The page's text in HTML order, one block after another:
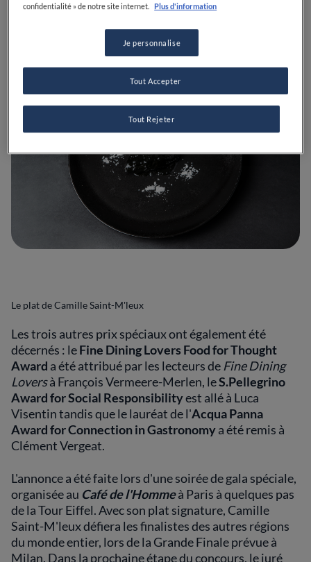
Le plat de Camille Saint-M'leux
Les trois autres prix spéciaux ont également été
décernés : leFine Dining Lovers Food for Thought
Award a été attribué par les lecteurs de Fine Dining
Loversà François Vermeere-Merlen, leS.Pellegrino
Award for Social Responsibilityest allé à Luca
Visentin tandis que le lauréat de l'Acqua Panna
Award for Connection in Gastronomya été remis à
Clément Vergeat.
L'annonce a été faite lors d'une soirée de gala spéciale,
organisée au Café de l'Hommeà Paris à quelques pas
de la Tour Eiffel. Avec son plat signature, Camille
Saint-M'leux défiera les finalistes des autres régions
du monde entier, lors de la Grande Finale prévue à
Milan. Dans la prochaine étape du concours, le juré
confidentialité » de notre site internet.
Plus d'information
Je personnalise
Tout Rejeter
Tout Accepter